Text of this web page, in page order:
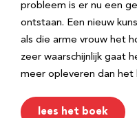
probleem is er nu een
ontstaan. Een nieuw
als die arme vrouw het
zeer waarschijnlijk gaat
meer opleveren dan het
lees het boek